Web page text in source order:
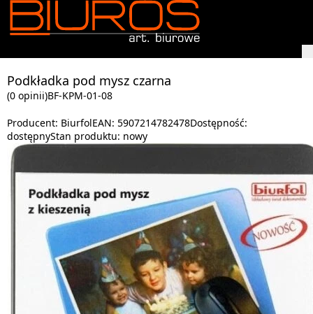
Podkładka pod mysz czarna
(0 opinii)BF-KPM-01-08
Producent: BiurfolEAN: 5907214782478Dostępność:
dostępnyStan produktu: nowy